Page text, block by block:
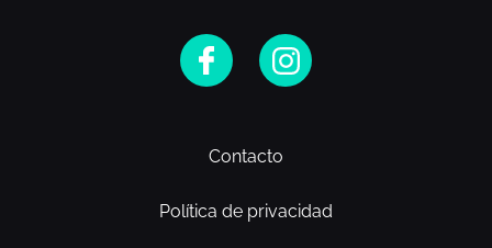
Contacto
Política de privacidad